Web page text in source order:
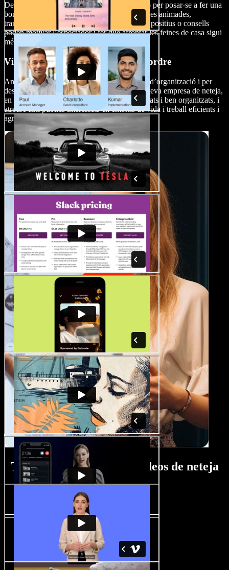
De vegades només cal una mica de motivació per posar-se a fer una
bona neteja. Els vídeos de neteja amb músiques animades,
transformacions a càmera ràpida i comentaris positius o consells
poden motivar l’espectador i fer que afrontar les feines de casa sigui
més agradable.
Vídeos de consells d'organització i ordre
Amplia el teu contingut per incloure consells d’organització i per
desfer-se del desordre. Converteix-te tu, o la teva empresa de neteja,
en una autoritat a l’hora de crear espais ordenats i ben organitzats, i
atreure així públics interessats en entorns de vida i treball eficients i
agradables a la vista.
Tutorial del creador de vídeos de neteja